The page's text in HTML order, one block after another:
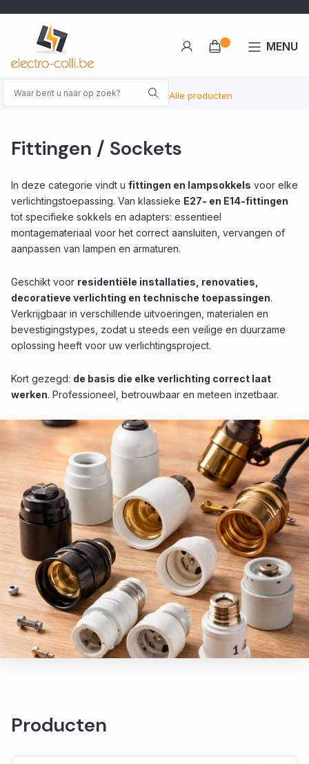
Alle producten
MENU
Fittingen / Sockets
In deze categorie vindt u fittingen en lamp­sokkels voor elke
verlichtings­toepassing. Van klassieke E27- en E14-fittingen
tot specifieke sokkels en adapters: essentieel
montagemateriaal voor het correct aansluiten, vervangen of
aanpassen van lampen en armaturen.
Geschikt voor residentiële installaties, renovaties,
decoratieve verlichting en technische toepassingen.
Verkrijgbaar in verschillende uitvoeringen, materialen en
bevestigings­types, zodat u steeds een veilige en duurzame
oplossing heeft voor uw verlichtingsproject.
Kort gezegd: de basis die elke verlichting correct laat
werken. Professioneel, betrouwbaar en meteen inzetbaar.
Producten